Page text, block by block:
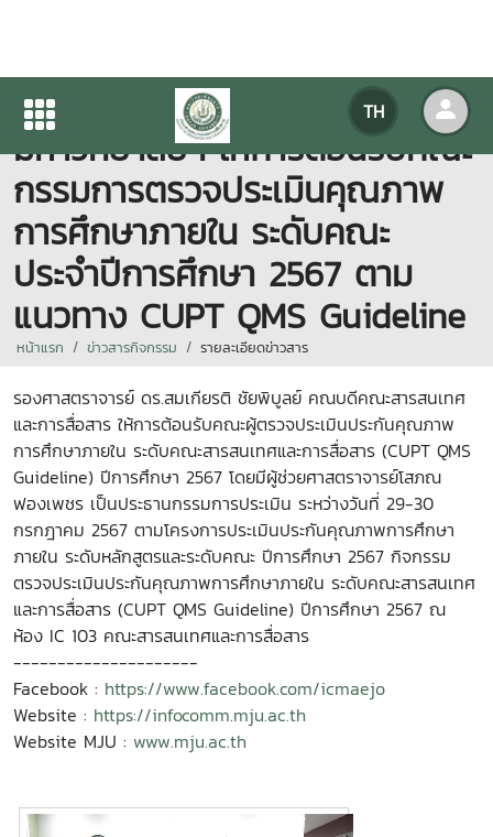
TH
คณะสารสนเทศและการสื่อสาร
มหาวิทยาลัยฯ ให้การต้อนรับคณะ
กรรมการตรวจประเมินคุณภาพ
การศึกษาภายใน ระดับคณะ
ประจำปีการศึกษา 2567 ตาม
แนวทาง CUPT QMS Guideline
หน้าแรก ข่าวสารกิจกรรม รายละเอียดข่าวสาร
รองศาสตราจารย์ ดร.สมเกียรติ ชัยพิบูลย์ คณบดีคณะสารสนเทศ
และการสื่อสาร ให้การต้อนรับคณะผู้ตรวจประเมินประกันคุณภาพ
การศึกษาภายใน ระดับคณะสารสนเทศและการสื่อสาร (CUPT QMS
Guideline) ปีการศึกษา 2567 โดยมีผู้ช่วยศาสตราจารย์โสภณ
ฟองเพชร เป็นประธานกรรมการประเมิน ระหว่างวันที่ 29-30
กรกฎาคม 2567 ตามโครงการประเมินประกันคุณภาพการศึกษา
ภายใน ระดับหลักสูตรและระดับคณะ ปีการศึกษา 2567 กิจกรรม
ตรวจประเมินประกันคุณภาพการศึกษาภายใน ระดับคณะสารสนเทศ
และการสื่อสาร (CUPT QMS Guideline) ปีการศึกษา 2567 ณ
ห้อง IC 103 คณะสารสนเทศและการสื่อสาร
---------------------
Facebook : https://www.facebook.com/icmaejo
Website : https://infocomm.mju.ac.th
Website MJU : www.mju.ac.th